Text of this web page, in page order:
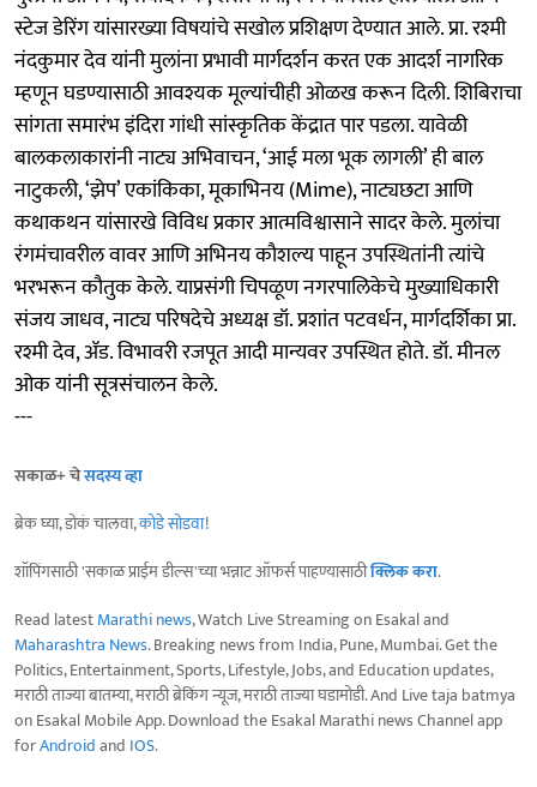
स्टेज डेरिंग यांसारख्या विषयांचे सखोल प्रशिक्षण देण्यात आले. प्रा. रश्मी
नंदकुमार देव यांनी मुलांना प्रभावी मार्गदर्शन करत एक आदर्श नागरिक
म्हणून घडण्यासाठी आवश्यक मूल्यांचीही ओळख करून दिली. शिबिराचा
सांगता समारंभ इंदिरा गांधी सांस्कृतिक केंद्रात पार पडला. यावेळी
बालकलाकारांनी नाट्य अभिवाचन, ‘आई मला भूक लागली’ ही बाल
नाटुकली, ‘झेप’ एकांकिका, मूकाभिनय (Mime), नाट्यछटा आणि
कथाकथन यांसारखे विविध प्रकार आत्मविश्वासाने सादर केले. मुलांचा
रंगमंचावरील वावर आणि अभिनय कौशल्य पाहून उपस्थितांनी त्यांचे
भरभरून कौतुक केले. याप्रसंगी चिपळूण नगरपालिकेचे मुख्याधिकारी
संजय जाधव, नाट्य परिषदेचे अध्यक्ष डॉ. प्रशांत पटवर्धन, मार्गदर्शिका प्रा.
रश्मी देव, ॲड. विभावरी रजपूत आदी मान्यवर उपस्थित होते. डॉ. मीनल
ओक यांनी सूत्रसंचालन केले.
---
सकाळ+ चेसदस्य व्हा
ब्रेक घ्या, डोकं चालवा,कोडे सोडवा!
शॉपिंगसाठी 'सकाळ प्राईम डील्स'च्या भन्नाट ऑफर्स पाहण्यासाठीक्लिक करा.
Read latestMarathi news, Watch Live Streaming on Esakal and
Maharashtra News. Breaking news from India, Pune, Mumbai. Get the
Politics, Entertainment, Sports, Lifestyle, Jobs, and Education updates,
मराठी ताज्या बातम्या, मराठी ब्रेकिंग न्यूज, मराठी ताज्या घडामोडी. And Live taja batmya
on Esakal Mobile App. Download the Esakal Marathi news Channel app
forAndroidand IOS.